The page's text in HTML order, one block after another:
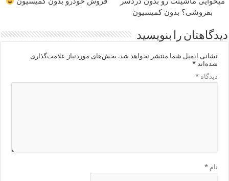
بفروشی؟ بدون کمیسیون
دیدگاهتان را بنویسید
نشانی ایمیل شما منتشر نخواهد شد. بخش‌های موردنیاز علامت‌گذاری
شده‌اند*
دیدگاه*
نام*